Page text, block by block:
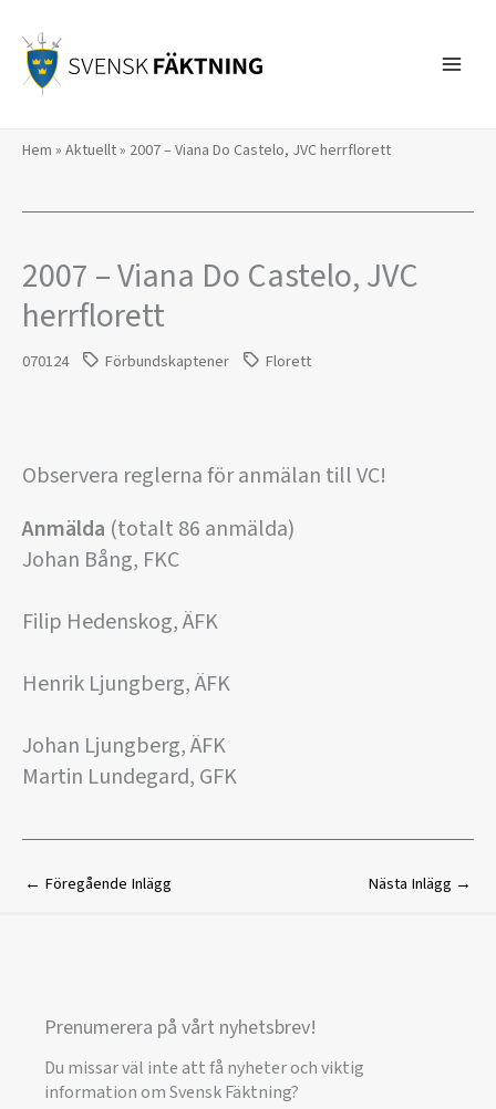
innehåll
Hem » Aktuellt» 2007 – Viana Do Castelo, JVC herrflorett
2007 – Viana Do Castelo, JVC
herrflorett
070124 Förbundskaptener Florett
Observera reglerna för anmälan till VC!
Anmälda (totalt 86 anmälda)
Johan Bång, FKC
Filip Hedenskog, ÄFK
Henrik Ljungberg, ÄFK
Johan Ljungberg, ÄFK
Martin Lundegard, GFK
← Föregående Inlägg Nästa Inlägg →
Prenumerera på vårt nyhetsbrev!
Du missar väl inte att få nyheter och viktig
information om Svensk Fäktning?